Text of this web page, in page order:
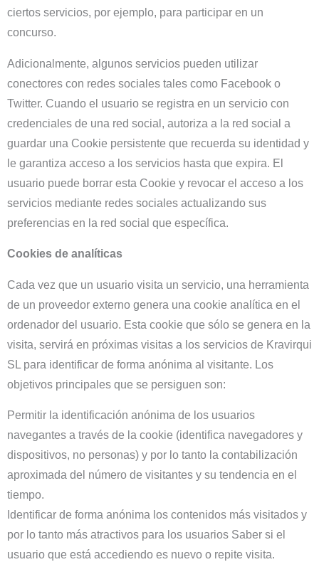
ciertos servicios, por ejemplo, para participar en un
concurso.
Adicionalmente, algunos servicios pueden utilizar
conectores con redes sociales tales como Facebook o
Twitter. Cuando el usuario se registra en un servicio con
credenciales de una red social, autoriza a la red social a
guardar una Cookie persistente que recuerda su identidad y
le garantiza acceso a los servicios hasta que expira. El
usuario puede borrar esta Cookie y revocar el acceso a los
servicios mediante redes sociales actualizando sus
preferencias en la red social que específica.
Cookies de analíticas
Cada vez que un usuario visita un servicio, una herramienta
de un proveedor externo genera una cookie analítica en el
ordenador del usuario. Esta cookie que sólo se genera en la
visita, servirá en próximas visitas a los servicios de Kravirqui
SL para identificar de forma anónima al visitante. Los
objetivos principales que se persiguen son:
Permitir la identificación anónima de los usuarios
navegantes a través de la cookie (identifica navegadores y
dispositivos, no personas) y por lo tanto la contabilización
aproximada del número de visitantes y su tendencia en el
tiempo.
Identificar de forma anónima los contenidos más visitados y
por lo tanto más atractivos para los usuarios Saber si el
usuario que está accediendo es nuevo o repite visita.